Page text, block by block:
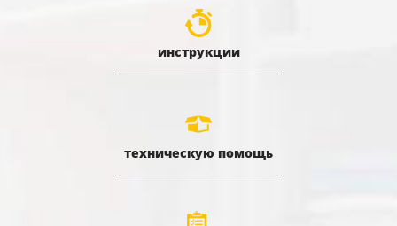
инструкции
техническую помощь